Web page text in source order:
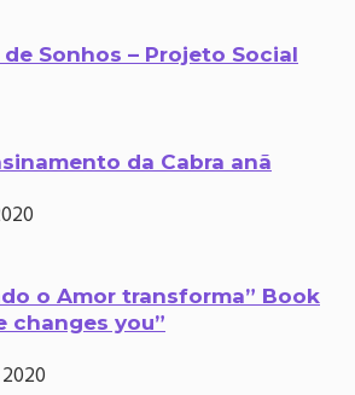
Sonhos – Projeto Social
da Cabra anã
o Amor transforma” Book
changes you”